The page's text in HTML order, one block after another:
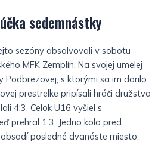
sedemnástky
sezóny absolvovali v sobotu
MFK Zemplín. Na svojej umelej
s ktorými sa im darilo
prestrelke pripísali hráči družstva
4:3. Celok U16 vyšiel s
prehral 1:3. Jedno kolo pred
posledné dvanáste miesto.